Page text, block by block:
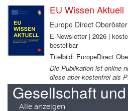
EU Wissen Aktuell
Europe Direct
E-Newsletter | 2026 |
bestellbar
Titelbild: EuropeDirect
Die Publikation ist online
diese aber kostenfrei als
Gesellschaft
Alle anzeigen